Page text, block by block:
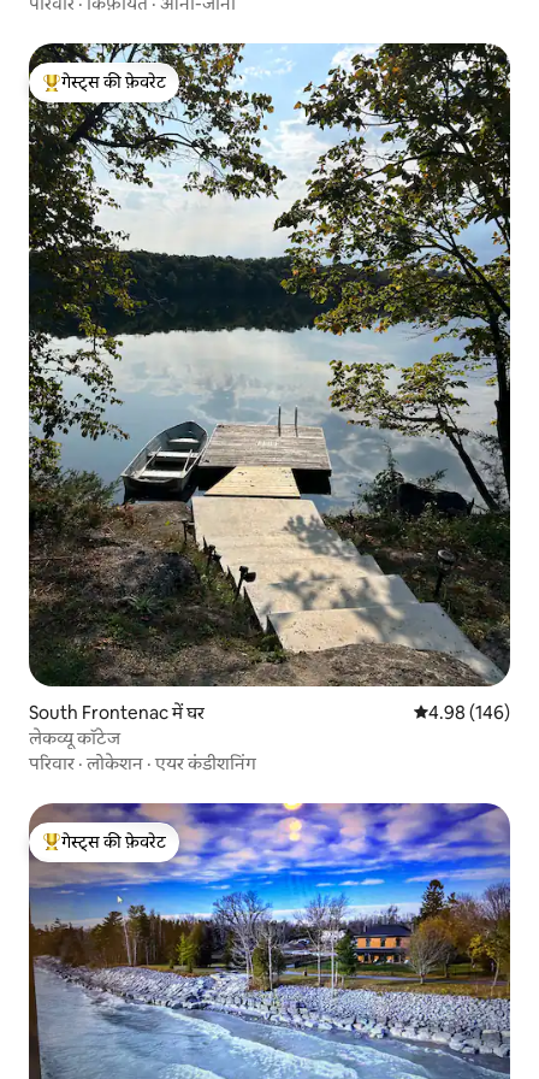
गेस्ट्स का टॉप फ़ेवरेट
गेस्ट्स की फ़ेवरेट
South Frontenac में घर औसत रेटिंग 5 में से
4.98 (146)
लेकव्यू कॉटेज
परिवार ·लोकेशन ·एयर कंडीशनिंग
गेस्ट्स का टॉप फ़ेवरेट
गेस्ट्स की फ़ेवरेट